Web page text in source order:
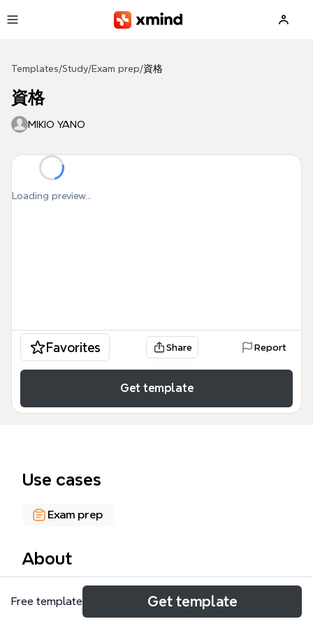
Templates/Study/Exam prep/資格
資格
MIKIO YANO
Loading preview...
Favorites Share Report
Get template
Use cases
Exam prep
About
この「資格」マインドマップテンプレートは、キャリ
アアップや自己啓発を目指す社会人、学生、主婦の
Free template Get template